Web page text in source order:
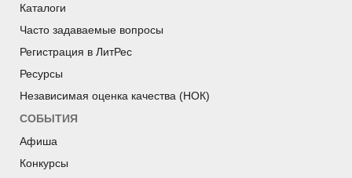
Каталоги
Часто задаваемые вопросы
Регистрация в ЛитРес
Ресурсы
Независимая оценка качества (НОК)
СОБЫТИЯ
Афиша
Конкурсы